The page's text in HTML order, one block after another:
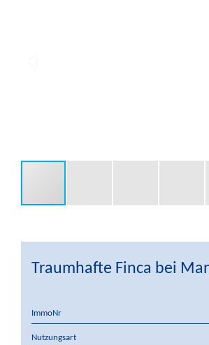
Traumhafte Finca bei
ImmoNr
Nutzungsart